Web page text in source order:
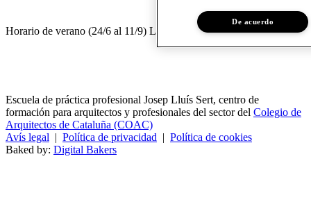
Horario de verano (24/6 al 11/9) LL a V de 8.30 a 14 h.
Escuela de práctica profesional Josep Lluís Sert, centro de
formación para arquitectos y profesionales del sector del Colegio de
Arquitectos de Cataluña (COAC)
Avís legal | Política de privacidad | Política de cookies
Baked by: Digital Bakers
De acuerdo